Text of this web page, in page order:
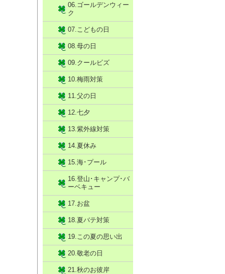
06.ゴールデンウィー
ク
07.こどもの日
08.母の日
09.クールビズ
10.梅雨対策
11.父の日
12.七夕
13.紫外線対策
14.夏休み
15.海･プール
16.登山･キャンプ･バ
ーベキュー
17.お盆
18.夏バテ対策
19.この夏の思い出
20.敬老の日
21.秋のお彼岸